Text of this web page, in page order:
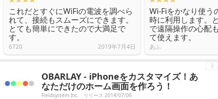
これだとすぐにWiFiの電波を調べら
れて、接続もスムーズにできます。
とても簡単にできたので大満足で
す。
6720 2019年7月4日
Wi-Fiをかなり使う
時に利用します。
で遠隔操作の心配
て使えます。
あふ
OBARLAY - iPhoneをカスタマイズ！あ
なただけのホーム画面を作ろう！
Fieldsystem Inc. リリース 2014/07/06
3